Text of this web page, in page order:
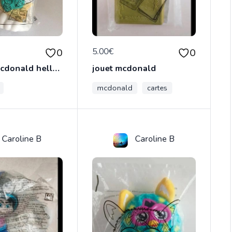
0
figurine mcdonald hello kitty
5.00€ 0
jouet mcdonald
mcdonald cartes
Caroline B Caroline B